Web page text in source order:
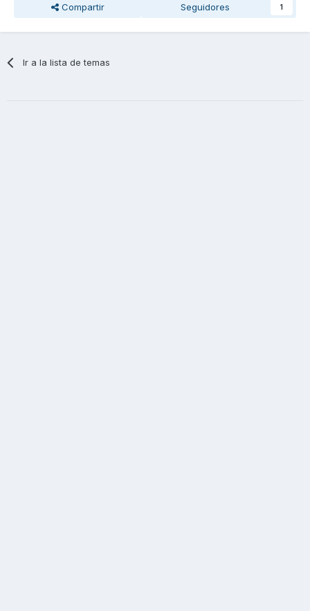
Compartir Seguidores 1
Ir a la lista de temas